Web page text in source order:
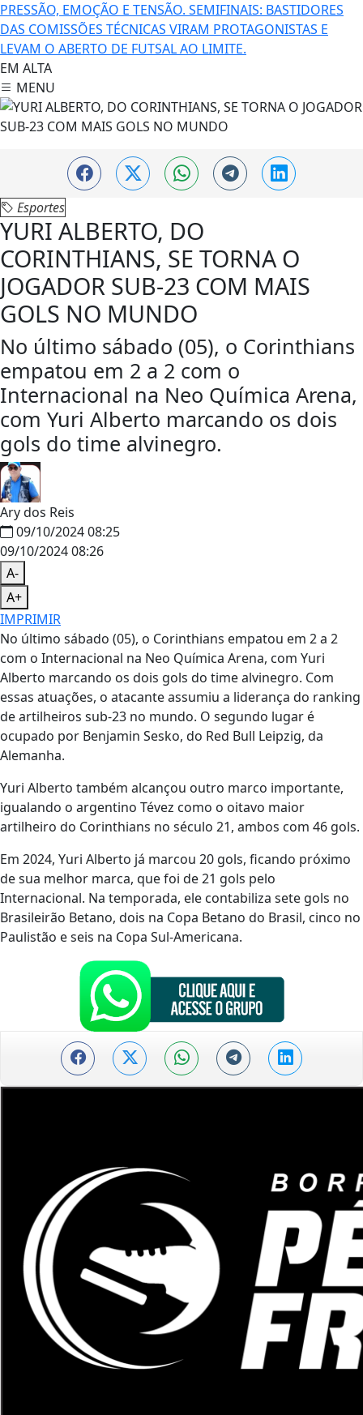
PRESSÃO, EMOÇÃO E TENSÃO. SEMIFINAIS: BASTIDORES
DAS COMISSÕES TÉCNICAS VIRAM PROTAGONISTAS E
LEVAM O ABERTO DE FUTSAL AO LIMITE.
EM ALTA
MENU
Esportes
YURI ALBERTO, DO
CORINTHIANS, SE TORNA O
JOGADOR SUB-23 COM MAIS
GOLS NO MUNDO
No último sábado (05), o Corinthians
empatou em 2 a 2 com o
Internacional na Neo Química Arena,
com Yuri Alberto marcando os dois
gols do time alvinegro.
Ary dos Reis
09/10/2024 08:25
09/10/2024 08:26
A-
A+
IMPRIMIR
No último sábado (05), o Corinthians empatou em 2 a 2
com o Internacional na Neo Química Arena, com Yuri
Alberto marcando os dois gols do time alvinegro. Com
essas atuações, o atacante assumiu a liderança do ranking
de artilheiros sub-23 no mundo. O segundo lugar é
ocupado por Benjamin Sesko, do Red Bull Leipzig, da
Alemanha.
Yuri Alberto também alcançou outro marco importante,
igualando o argentino Tévez como o oitavo maior
artilheiro do Corinthians no século 21, ambos com 46 gols.
Em 2024, Yuri Alberto já marcou 20 gols, ficando próximo
de sua melhor marca, que foi de 21 gols pelo
Internacional. Na temporada, ele contabiliza sete gols no
Brasileirão Betano, dois na Copa Betano do Brasil, cinco no
Paulistão e seis na Copa Sul-Americana.